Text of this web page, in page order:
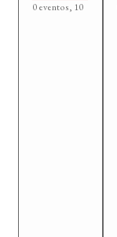
0 eventos, 10